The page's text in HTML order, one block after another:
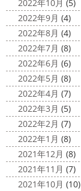
が、明日は祝
さて、先日の
ットが完成しま
ゃんも一緒にパ
2022年10月 (5)
2022年9月 (4)
2022年8月 (4)
2022年7月 (8)
2022年6月 (6)
2022年5月 (8)
2022年4月 (7)
2022年3月 (5)
2022年2月 (7)
2022年1月 (8)
2021年12月 (8)
2021年11月 (7)
2021年10月 (10)